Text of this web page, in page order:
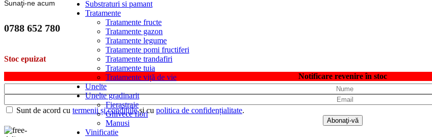
Substraturi si pamant
Tratamente
Tratamente fructe
Tratamente gazon
Tratamente legume
Tratamente pomi fructiferi
Tratamente trandafiri
Tratamente tuia
Tratamente viță de vie
Unelte
Unelte gradinarit
Fierastraie
Ghivece flori
Manusi
Vinificatie
Sunaţi-ne acum
0788 652 780
Stoc epuizat
Notificare revenire în stoc
Sunt de acord cu termenii și condițiileși cu politica de confidențialitate.